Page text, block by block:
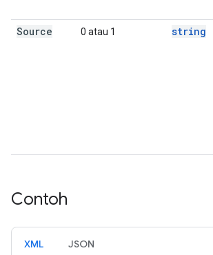
Source 0 atau 1 string
Contoh
XML JSON